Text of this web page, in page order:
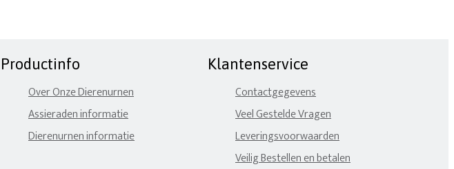
Productinfo
Over Onze Dierenurnen
Assieraden informatie
Dierenurnen informatie
Klantenservice
Contactgegevens
Veel Gestelde Vragen
Leveringsvoorwaarden
Veilig Bestellen en betalen